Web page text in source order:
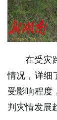
在受灾
情况，详细
受影响程度
判灾情发展